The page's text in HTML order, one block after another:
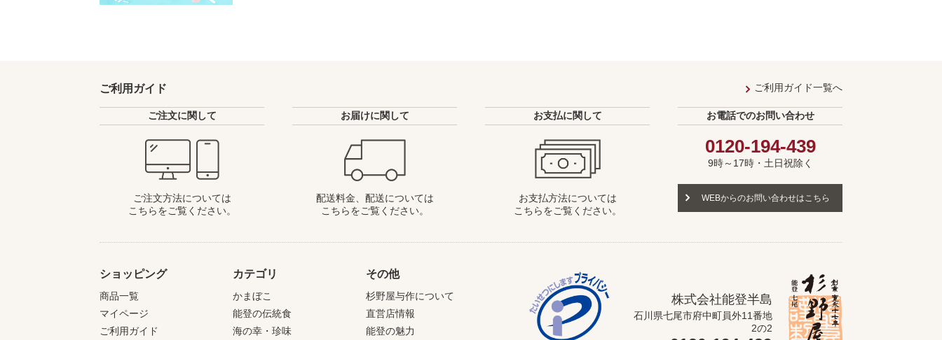
ご利用ガイド ご利用ガイド一覧へ
ご注文に関して
ご注文方法については
こちらをご覧ください。
お届けに関して
配送料金、配送については
こちらをご覧ください。
お支払に関して
お支払方法については
こちらをご覧ください。
お電話でのお問い合わせ
0120-194-439
9時～17時・土日祝除く
WEBからのお問い合わせはこちら
ショッピング
商品一覧
マイページ
ご利用ガイド
カテゴリ
かまぼこ
能登の伝統食
海の幸・珍味
その他
杉野屋与作について
直営店情報
能登の魅力
株式会社能登半島
石川県七尾市府中町員外11番地
2の2